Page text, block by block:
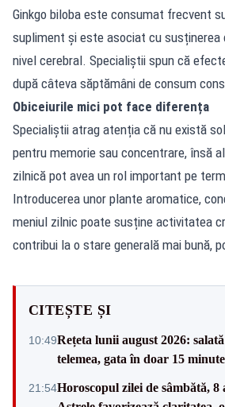
Ginkgo biloba este consumat frecvent
supliment și este asociat cu susținerea
nivel cerebral. Specialiștii spun că
după câteva săptămâni de consum
Obiceiurile mici pot face diferența
Specialiștii atrag atenția că nu există
pentru memorie sau concentrare, însă
zilnică pot avea un rol important pe
Introducerea unor plante aromatice,
meniul zilnic poate susține activitatea
contribui la o stare generală mai bună,
CITEȘTE ȘI
10:49Rețeta lunii august 2026:
telemea, gata în doar 15 minute
21:54Horoscopul zilei de sâmbătă, 8